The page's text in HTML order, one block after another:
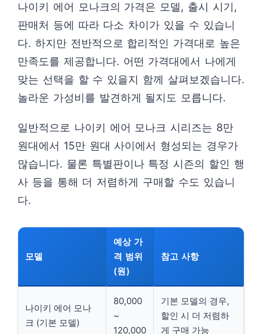
나이키 에어 모나크의 가격은 모델, 출시 시기,
판매처 등에 따라 다소 차이가 있을 수 있습니
다. 하지만 전반적으로 합리적인 가격대로 높은
만족도를 제공합니다. 어떤 가격대에서 나에게
맞는 선택을 할 수 있을지 함께 살펴보겠습니다.
놀라운 가성비를 발견하게 될지도 모릅니다.
일반적으로 나이키 에어 모나크 시리즈는 8만
원대에서 15만 원대 사이에서 형성되는 경우가
많습니다. 물론 특별판이나 특정 시즌의 할인 행
사 등을 통해 더 저렴하게 구매할 수도 있습니
다.
모델
예상 가
격 범위
(원)
참고 사항
나이키 에어 모나
크 (기본 모델)
80,000
~
120,000
기본 모델의 경우,
할인 시 더 저렴하
게 구매 가능